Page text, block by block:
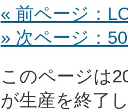
« 前ページ：
» 次ページ：
このページは
が生産を終了